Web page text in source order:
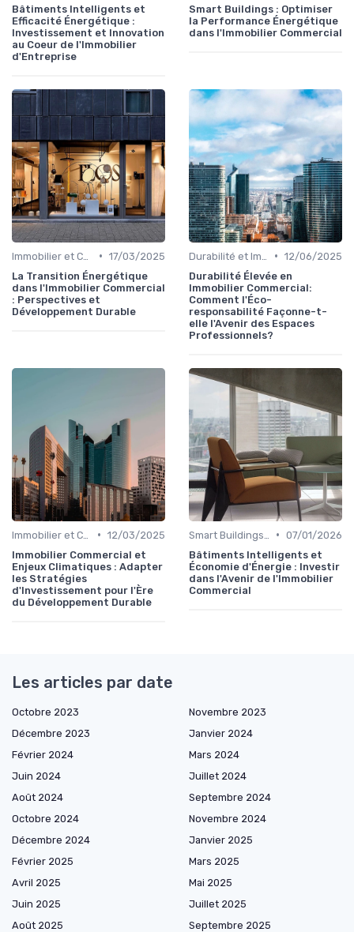
Bâtiments Intelligents et
Efficacité Énergétique :
Investissement et Innovation
au Coeur de l'Immobilier
d'Entreprise
Smart Buildings : Optimiser
la Performance Énergétique
dans l'Immobilier Commercial
• 17/03/2025
La Transition Énergétique
dans l'Immobilier Commercial
: Perspectives et
Développement Durable
• 12/06/2025
Durabilité Élevée en
Immobilier Commercial:
Comment l'Éco-
responsabilité Façonne-t-
elle l'Avenir des Espaces
Professionnels?
• 12/03/2025
Immobilier Commercial et
Enjeux Climatiques : Adapter
les Stratégies
d'Investissement pour l'Ère
du Développement Durable
• 07/01/2026
Bâtiments Intelligents et
Économie d'Énergie : Investir
dans l'Avenir de l'Immobilier
Commercial
Les articles par date
Octobre 2023
Novembre 2023
Décembre 2023
Janvier 2024
Février 2024
Mars 2024
Juin 2024
Juillet 2024
Août 2024
Septembre 2024
Octobre 2024
Novembre 2024
Décembre 2024
Janvier 2025
Février 2025
Mars 2025
Avril 2025
Mai 2025
Juin 2025
Juillet 2025
Août 2025
Septembre 2025